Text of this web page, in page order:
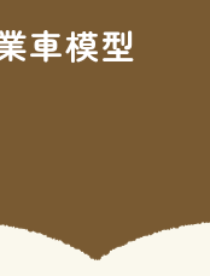
車模型